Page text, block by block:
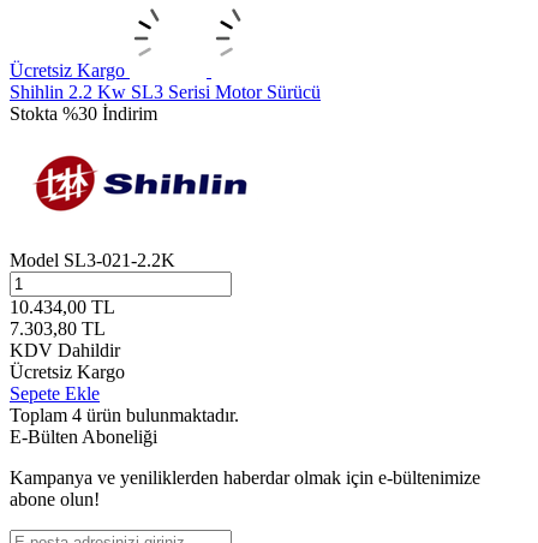
Ücretsiz Kargo
Shihlin 2.2 Kw SL3 Serisi Motor Sürücü
Stokta %30 İndirim
Model SL3-021-2.2K
10.434,00 TL
7.303,80 TL
KDV Dahildir
Ücretsiz Kargo
Sepete Ekle
Toplam 4 ürün bulunmaktadır.
E-Bülten Aboneliği
Kampanya ve yeniliklerden haberdar olmak için e-bültenimize
abone olun!